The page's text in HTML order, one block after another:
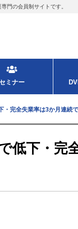
門の会員制サイトです。
ミナー
完全失業率は3か月連続
低下・完